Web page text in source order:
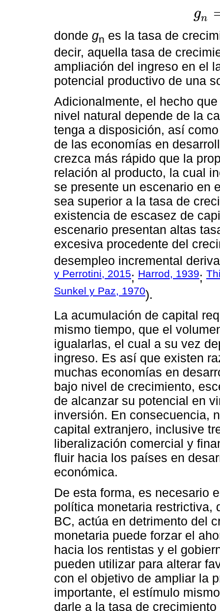
gn
gn=l
donde gn es la tasa de
decir, aquella tasa de
ampliación del ingreso en el
potencial productivo de una
Adicionalmente, el hecho
nivel natural depende de la
tenga a disposición, así
de las economías en
crezca más rápido que la
relación al producto, la cual
se presente un escenario en
sea superior a la tasa de
existencia de escasez de
escenario presentan altas
excesiva procedente del
desempleo incremental
y Perrotini, 2015; Harrod, 1939;
Sunkel y Paz, 1970).
La acumulación de capital
mismo tiempo, que el
igualarlas, el cual a su vez
ingreso. Es así que existen
muchas economías en
bajo nivel de crecimiento,
de alcanzar su potencial en
inversión. En consecuencia,
capital extranjero, inclusive
liberalización comercial y
fluir hacia los países en
económica.
De esta forma, es necesario
política monetaria restrictiva,
BC, actúa en detrimento del
monetaria puede forzar el
hacia los rentistas y el
pueden utilizar para alterar
con el objetivo de ampliar la
importante, el estímulo
darle a la tasa de